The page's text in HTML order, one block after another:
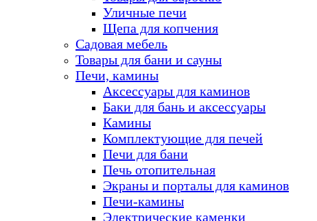
Уличные печи
Щепа для копчения
Садовая мебель
Товары для бани и сауны
Печи, камины
Аксессуары для каминов
Баки для бань и аксессуары
Камины
Комплектующие для печей
Печи для бани
Печь отопительная
Экраны и порталы для каминов
Печи-камины
Электрические каменки